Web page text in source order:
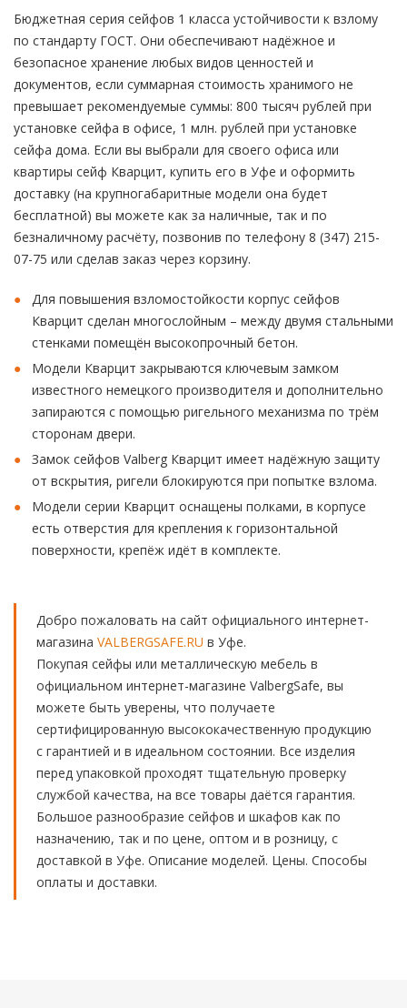
Бюджетная серия сейфов 1 класса устойчивости к взлому
по стандарту ГОСТ. Они обеспечивают надёжное и
безопасное хранение любых видов ценностей и
документов, если суммарная стоимость хранимого не
превышает рекомендуемые суммы: 800 тысяч рублей при
установке сейфа в офисе, 1 млн. рублей при установке
сейфа дома. Если вы выбрали для своего офиса или
квартиры сейф Кварцит, купить его в Уфе и оформить
доставку (на крупногабаритные модели она будет
бесплатной) вы можете как за наличные, так и по
безналичному расчёту, позвонив по телефону 8 (347) 215-
07-75 или сделав заказ через корзину.
Для повышения взломостойкости корпус сейфов
Кварцит сделан многослойным – между двумя стальными
стенками помещён высокопрочный бетон.
Модели Кварцит закрываются ключевым замком
известного немецкого производителя и дополнительно
запираются с помощью ригельного механизма по трём
сторонам двери.
Замок сейфов Valberg Кварцит имеет надёжную защиту
от вскрытия, ригели блокируются при попытке взлома.
Модели серии Кварцит оснащены полками, в корпусе
есть отверстия для крепления к горизонтальной
поверхности, крепёж идёт в комплекте.
Добро пожаловать на сайт официального интернет-
магазина VALBERGSAFE.RU в Уфе.
Покупая сейфы или металлическую мебель в
официальном интернет-магазине ValbergSafe, вы
можете быть уверены, что получаете
сертифицированную высококачественную продукцию
с гарантией и в идеальном состоянии. Все изделия
перед упаковкой проходят тщательную проверку
службой качества, на все товары даётся гарантия.
Большое разнообразие сейфов и шкафов как по
назначению, так и по цене, оптом и в розницу, с
доставкой в Уфе. Описание моделей. Цены. Способы
оплаты и доставки.